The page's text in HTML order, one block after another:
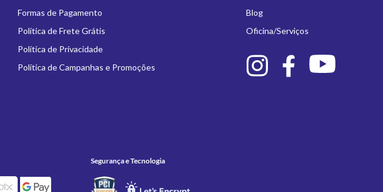
Formas de Pagamento
Política de Frete Grátis
Política de Privacidade
Política de Campanhas e Promoções
Blog
Oficina/Serviços
Segurança e Tecnologia